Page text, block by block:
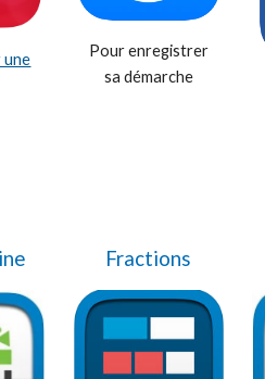
une
Pour enregistrer
sa démarche
Fractions